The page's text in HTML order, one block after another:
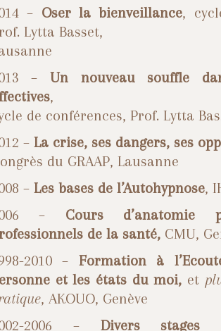
– Oser la bienveillance,
Lytta Basset,
–Un nouveau souffle
,
de conférences, Prof. Lytta
– La crise, ses dangers, ses
du GRAAP, Lausanne
– Les bases de l’Autohypnose,
– Cours
d’anatomie
de la santé, CMU,
2010 – Formation à
et les états du moi, et
, AKOUO, Genève
2006 – Divers stages